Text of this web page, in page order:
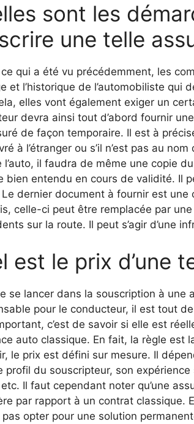
sont les
une telle
ce qui a été vu précédemment, les
et l’historique de l’automobiliste
elles vont également exiger un
devra ainsi tout d’abord fournir
de façon temporaire. Il est à
à l’étranger ou s’il n’est pas au
l’auto, il faudra de même une copie
bien entendu en cours de validité. Il
dernier document à fournir est une
celle-ci peut être remplacée par
sur la route. Il peut s’agir d’une
est le prix d’une
se lancer dans la souscription à une
pour le conducteur, il est tout
c’est de savoir si elle est
auto classique. En fait, la règle est
le prix est défini sur mesure. Il
profil du souscripteur, son
Il faut cependant noter qu’une
par rapport à un contrat classique.
opter pour une solution